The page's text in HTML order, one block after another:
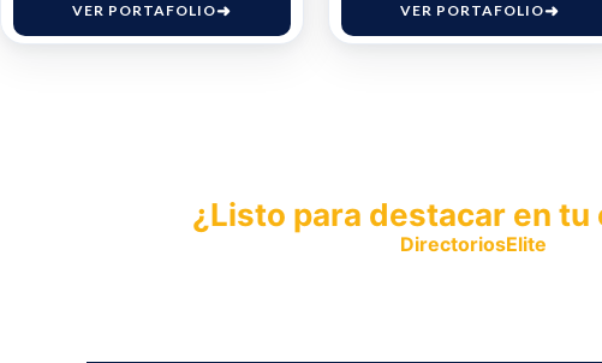
VER PORTAFOLIO VER PORTAFOLIO
¿Listo para destacar en tu
DirectoriosElite